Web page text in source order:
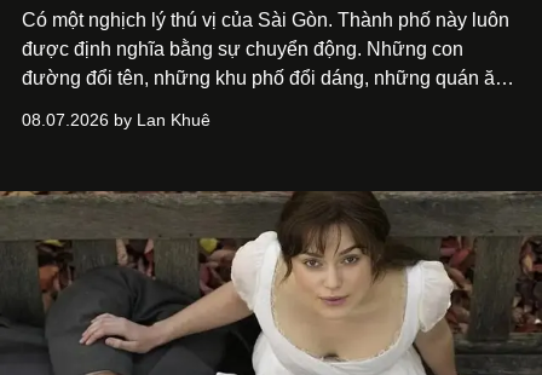
Có một nghịch lý thú vị của Sài Gòn. Thành phố này luôn
được định nghĩa bằng sự chuyển động. Những con
đường đổi tên, những khu phố đổi dáng, những quán ăn
nói về cái mới, về xu hướng tiếp theo, về những điều
08.07.2026 by Lan Khuê